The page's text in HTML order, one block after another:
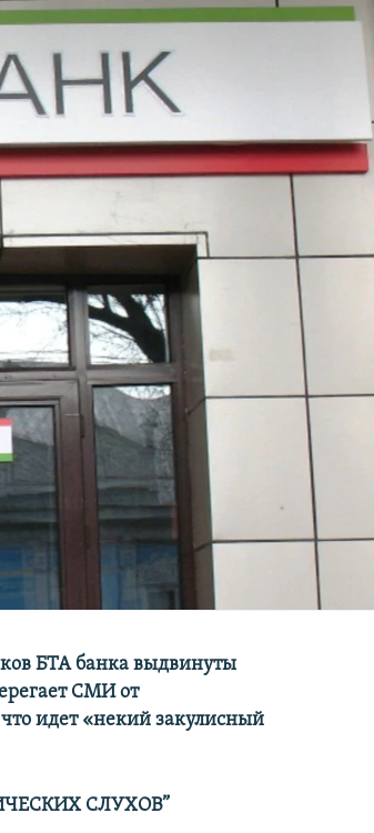
БТА банка выдвинуты
СМИ от
идет «некий закулисный
СЛУХОВ”